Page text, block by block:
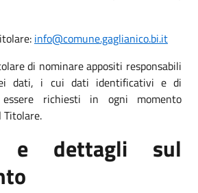
info@comune.gaglianico.bi.it
di nominare appositi responsabili
dati, i cui dati identificativi e di
richiesti in ogni momento
Titolare.
e dettagli sul